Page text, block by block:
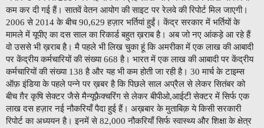
कम कर दी गई हैं। सातवें वेतन आयोग की साइट पर रेलवे की रिपोर्ट मिल जाएगी।
2006 से 2014 के बीच 90,629 हज़ार भर्तियां हुईं। केंद्र सरकार में भर्तियों के
मामले में यूपीए का दस साल का रिकार्ड बहुत ख़राब है। अब जो नए आंकड़े आ रहे हैं
वो उससे भी ख़राब है। मै पहले भी लिख चुका हूं कि अमरीका में एक लाख की आबादी
पर केंद्रीय कर्मचारियों की संख्या 668 है। भारत में एक लाख की आबादी पर केंद्रीय
कर्मचारियों की संख्या 138 है और यह भी कम होती जा रही है। 30 मार्च के टाइम्स
ऑफ़ इंडिया के पहले पन्ने पर ख़बर है कि पिछले साल अप्रैल से लेकर सितंबर को
बीच ग़ैर कृषि सेक्टर जैसे मैन्यूफ़ैक्चरिंग से लेकर बीपीओ,आईटी सेक्टर में सिर्फ एक
लाख दस हज़ार नई नौकरियाँ पैदा हुई हैं। अख़बार के मुताबिक़ ये किसी सरकारी
रिपोर्ट का अध्ययन है। इनमें से 82,000 नौकरियाँ सिर्फ स्वास्थ्य और शिक्षा के क्षेत्र